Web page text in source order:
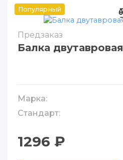
Популярный
Предзаказ
Балка двутавровая
Марка:
Стандарт:
1296 ₽